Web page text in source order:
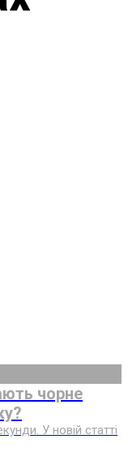
чорне
У новій статті